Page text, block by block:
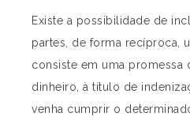
Existe a possibilidade de
partes, de forma recíproca,
consiste em uma promessa
dinheiro, à título de
venha cumprir o